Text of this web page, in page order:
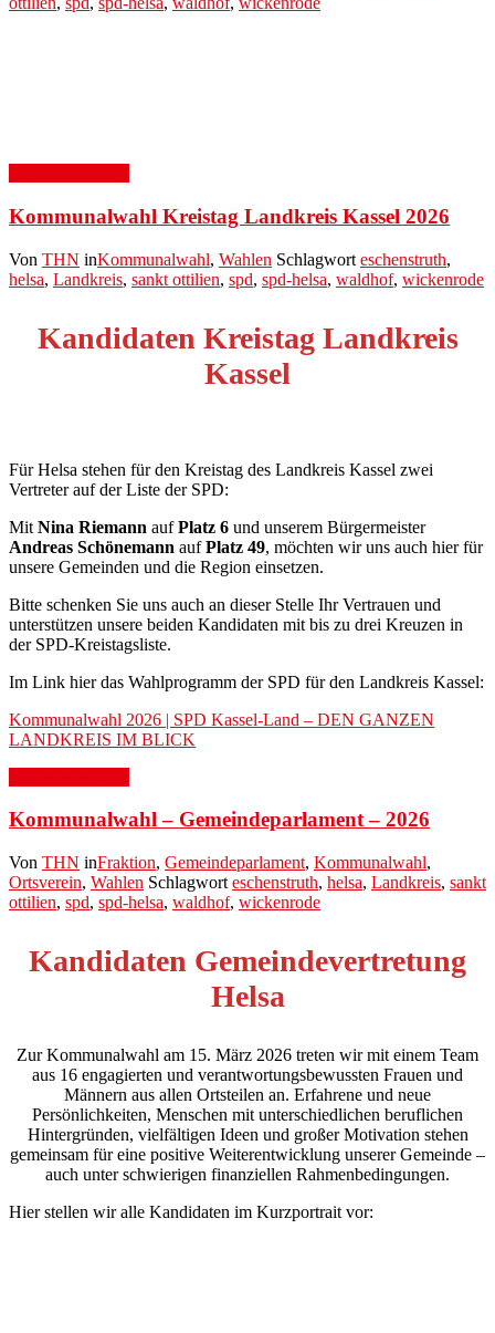
Kommunalwahl Kreistag Landkreis Kassel 2026
Von THN inKommunalwahl, Wahlen Schlagwort eschenstruth,
helsa, Landkreis, sankt ottilien, spd, spd-helsa, waldhof, wickenrode
Kandidaten Kreistag Landkreis
Kassel
Für Helsa stehen für den Kreistag des Landkreis Kassel zwei
Vertreter auf der Liste der SPD:
Mit Nina Riemann aufPlatz 6 und unserem Bürgermeister
Andreas Schönemann aufPlatz 49, möchten wir uns auch hier für
unsere Gemeinden und die Region einsetzen.
Bitte schenken Sie uns auch an dieser Stelle Ihr Vertrauen und
unterstützen unsere beiden Kandidaten mit bis zu drei Kreuzen in
der SPD-Kreistagsliste.
Im Link hier das Wahlprogramm der SPD für den Landkreis Kassel:
Kommunalwahl 2026 | SPD Kassel-Land – DEN GANZEN
LANDKREIS IM BLICK
Kommunalwahl – Gemeindeparlament – 2026
Von THN inFraktion, Gemeindeparlament, Kommunalwahl,
Ortsverein, Wahlen Schlagwort eschenstruth, helsa, Landkreis, sankt
ottilien, spd, spd-helsa, waldhof, wickenrode
Kandidaten Gemeindevertretung
Helsa
Zur Kommunalwahl am 15. März 2026 treten wir mit einem Team
aus 16 engagierten und verantwortungsbewussten Frauen und
Männern aus allen Ortsteilen an. Erfahrene und neue
Persönlichkeiten, Menschen mit unterschiedlichen beruflichen
Hintergründen, vielfältigen Ideen und großer Motivation stehen
gemeinsam für eine positive Weiterentwicklung unserer Gemeinde –
auch unter schwierigen finanziellen Rahmenbedingungen.
Hier stellen wir alle Kandidaten im Kurzportrait vor: